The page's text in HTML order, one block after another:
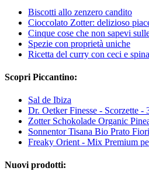
Biscotti allo zenzero candito
Cioccolato Zotter: delizioso
Cinque cose che non sapevi
Spezie con proprietà uniche
Ricetta del curry con ceci e
Scopri Piccantino:
Sal de Ibiza
Dr. Oetker Finesse - Scorzette -
Zotter Schokolade Organic
Sonnentor Tisana Bio Prato
Freaky Orient - Mix Premium
Nuovi prodotti: